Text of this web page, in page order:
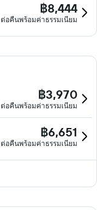
฿8,444
ต่อคืนพร้อมค่าธรรมเนียม
฿3,970
ต่อคืนพร้อมค่าธรรมเนียม
฿6,651
ต่อคืนพร้อมค่าธรรมเนียม